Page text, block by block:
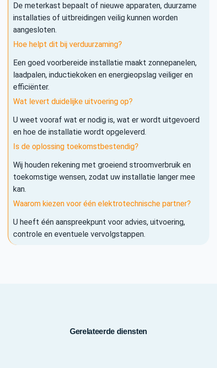
De meterkast bepaalt of nieuwe apparaten, duurzame
installaties of uitbreidingen veilig kunnen worden
aangesloten.
Hoe helpt dit bij verduurzaming?
Een goed voorbereide installatie maakt zonnepanelen,
laadpalen, inductiekoken en energieopslag veiliger en
efficiënter.
Wat levert duidelijke uitvoering op?
U weet vooraf wat er nodig is, wat er wordt uitgevoerd
en hoe de installatie wordt opgeleverd.
Is de oplossing toekomstbestendig?
Wij houden rekening met groeiend stroomverbruik en
toekomstige wensen, zodat uw installatie langer mee
kan.
Waarom kiezen voor één elektrotechnische partner?
U heeft één aanspreekpunt voor advies, uitvoering,
controle en eventuele vervolgstappen.
Gerelateerde diensten